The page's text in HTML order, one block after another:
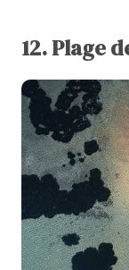
12. Plage